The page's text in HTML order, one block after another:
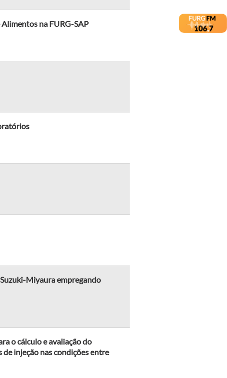
Alimentos na FURG-SAP
Miyaura empregando
o cálculo e avaliação do
injeção nas condições entre